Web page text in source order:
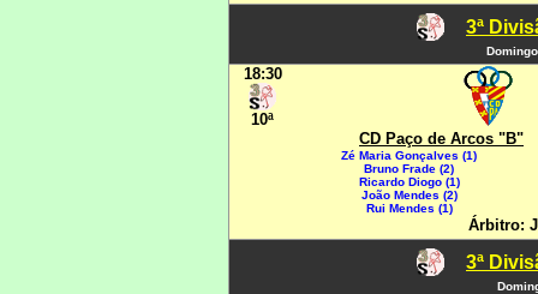
3ª
18:30
10ª
CD Paço de Arcos "B"
Zé Maria Gonçalves (1)
Bruno Frade (2)
Ricardo Diogo (1)
João Mendes (2)
Rui Mendes (1)
Árbitro:
3ª